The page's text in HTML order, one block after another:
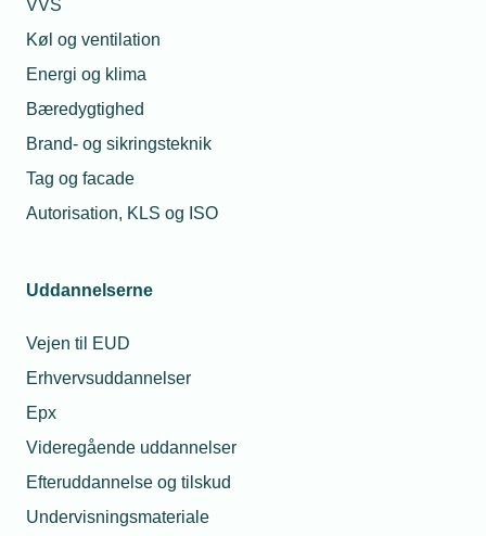
VVS
Køl og ventilation
Energi og klima
Bæredygtighed
Brand- og sikringsteknik
Tag og facade
Autorisation, KLS og ISO
Uddannelserne
Vejen til EUD
Erhvervsuddannelser
Epx
Videregående uddannelser
Efteruddannelse og tilskud
Undervisningsmateriale
Relaterede nyheder
05. feb. 2024
Mathias fandt sin rette
fordoblet på et år
VE-
Godkendelsesordningen
nedlægges